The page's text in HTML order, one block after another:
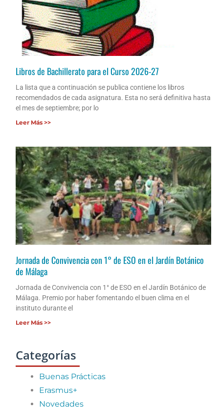
Libros de Bachillerato para el Curso 2026-27
La lista que a continuación se publica contiene los libros
recomendados de cada asignatura. Esta no será definitiva hasta
el mes de septiembre; por lo
Leer Más >>
Jornada de Convivencia con 1° de ESO en el Jardín Botánico
de Málaga
Jornada de Convivencia con 1° de ESO en el Jardín Botánico de
Málaga. Premio por haber fomentando el buen clima en el
instituto durante el
Leer Más >>
Categorías
Buenas Prácticas
Erasmus+
Novedades